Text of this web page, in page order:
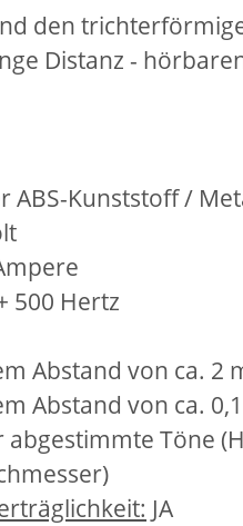
den
Distanz -
ABS-Kunststoff /
500 Hertz
Abstand von ca. 2
Abstand von ca.
Töne
JA